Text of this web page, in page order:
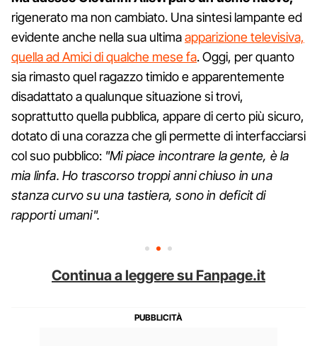
rigenerato ma non cambiato. Una sintesi lampante ed
evidente anche nella sua ultimaapparizione televisiva,
quella ad Amici di qualche mese fa. Oggi, per quanto
sia rimasto quel ragazzo timido e apparentemente
disadattato a qualunque situazione si trovi,
soprattutto quella pubblica, appare di certo più sicuro,
dotato di una corazza che gli permette di interfacciarsi
col suo pubblico: "Mi piace incontrare la gente, è la
mia linfa. Ho trascorso troppi anni chiuso in una
stanza curvo su una tastiera, sono in deficit di
rapporti umani".
Continua a leggere su Fanpage.it